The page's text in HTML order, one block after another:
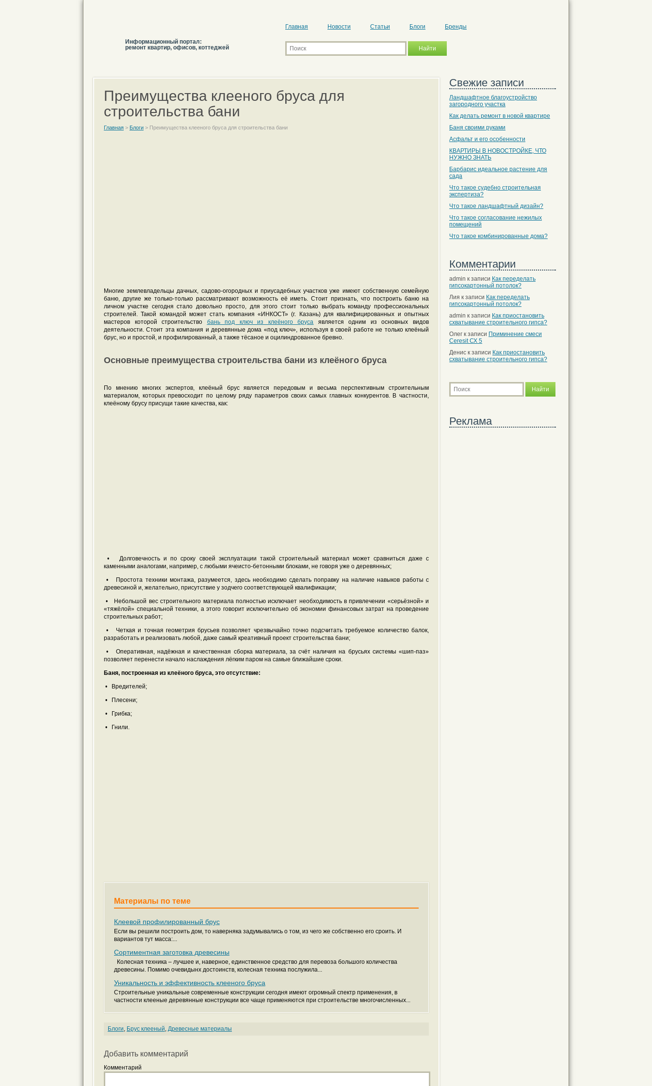
Информационный портал:
ремонт квартир, офисов, коттеджей
Главная Новости Статьи Блоги Бренды
Преимущества клееного бруса для
строительства бани
Главная > Блоги > Преимущества клееного бруса для строительства бани
Многие землевладельцы дачных, садово-огородных и приусадебных участков уже имеют собственную семейную
баню, другие же только-только рассматривают возможность её иметь. Стоит признать, что построить баню на
личном участке сегодня стало довольно просто, для этого стоит только выбрать команду профессиональных
строителей. Такой командой может стать компания «ИНКОСТ» (г. Казань) для квалифицированных и опытных
мастеров которой строительство бань под ключ из клеёного бруса является одним из основных видов
деятельности. Стоит эта компания и деревянные дома «под ключ», используя в своей работе не только клеёный
брус, но и простой, и профилированный, а также тёсаное и оцилиндрованное бревно.
Основные преимущества строительства бани из клеёного бруса
По мнению многих экспертов, клеёный брус является передовым и весьма перспективным строительным
материалом, которых превосходит по целому ряду параметров своих самых главных конкурентов. В частности,
клеёному брусу присущи такие качества, как:
• Долговечность и по сроку своей эксплуатации такой строительный материал может сравниться даже с
каменными аналогами, например, с любыми ячеисто-бетонными блоками, не говоря уже о деревянных;
• Простота техники монтажа, разумеется, здесь необходимо сделать поправку на наличие навыков работы с
древесиной и, желательно, присутствие у зодчего соответствующей квалификации;
• Небольшой вес строительного материала полностью исключает необходимость в привлечении «серьёзной» и
«тяжёлой» специальной техники, а этого говорит исключительно об экономии финансовых затрат на проведение
строительных работ;
• Четкая и точная геометрия брусьев позволяет чрезвычайно точно подсчитать требуемое количество балок,
разработать и реализовать любой, даже самый креативный проект строительства бани;
• Оперативная, надёжная и качественная сборка материала, за счёт наличия на брусьях системы «шип-паз»
позволяет перенести начало наслаждения лёгким паром на самые ближайшие сроки.
Баня, построенная из клеёного бруса, это отсутствие:
• Вредителей;
• Плесени;
• Грибка;
• Гнили.
Материалы по теме
Клеевой профилированный брус
Если вы решили построить дом, то наверняка задумывались о том, из чего же собственно его сроить. И
вариантов тут масса:...
Сортиментная заготовка древесины
Колесная техника – лучшее и, наверное, единственное средство для перевоза большого количества
древесины. Помимо очевидынх достоинств, колесная техника послужила...
Уникальность и эффективность клееного бруса
Строительные уникальные современные конструкции сегодня имеют огромный спектр применения, в
частности клееные деревянные конструкции все чаще применяются при строительстве многочисленных...
Блоги, Брус клееный, Древесные материалы
Добавить комментарий
Комментарий
Свежие записи
Ландшафтное благоустройство
загородного участка
Как делать ремонт в новой квартире
Баня своими руками
Асфальт и его особенности
КВАРТИРЫ В НОВОСТРОЙКЕ, ЧТО
НУЖНО ЗНАТЬ
Барбарис идеальное растение для
сада
Что такое судебно строительная
экспертиза?
Что такое ландшафтный дизайн?
Что такое согласование нежилых
помещений
Что такое комбинированные дома?
Комментарии
admin к записи Как переделать
гипсокартонный потолок?
Лия к записи Как переделать
гипсокартонный потолок?
admin к записи Как приостановить
схватывание строительного гипса?
Олег к записи Приминение смеси
Ceresit СХ 5
Денис к записи Как приостановить
схватывание строительного гипса?
Реклама